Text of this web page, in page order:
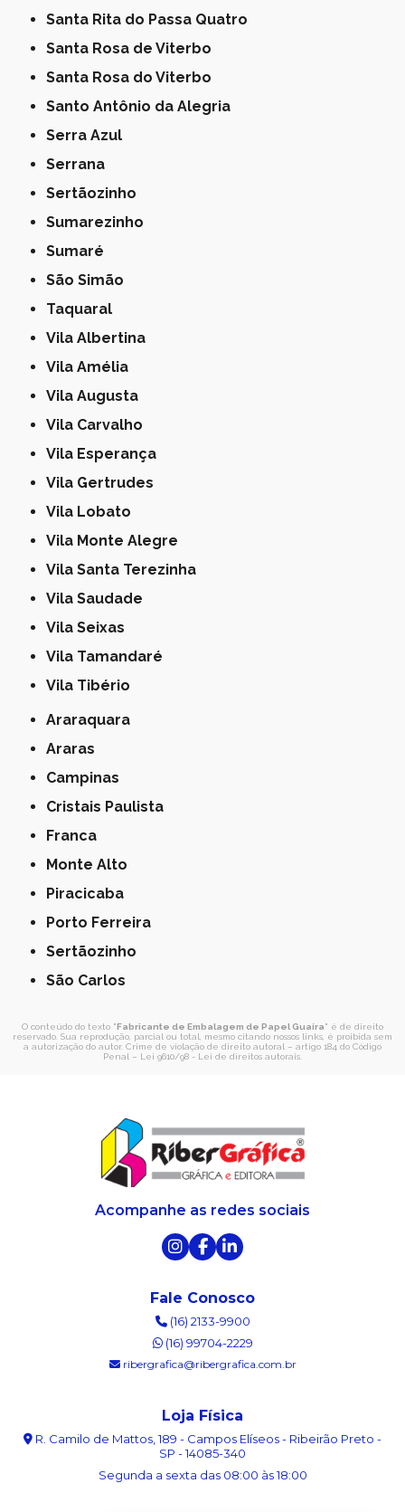
Santa Rita do Passa Quatro
Santa Rosa de Viterbo
Santa Rosa do Viterbo
Santo Antônio da Alegria
Serra Azul
Serrana
Sertãozinho
Sumarezinho
Sumaré
São Simão
Taquaral
Vila Albertina
Vila Amélia
Vila Augusta
Vila Carvalho
Vila Esperança
Vila Gertrudes
Vila Lobato
Vila Monte Alegre
Vila Santa Terezinha
Vila Saudade
Vila Seixas
Vila Tamandaré
Vila Tibério
Araraquara
Araras
Campinas
Cristais Paulista
Franca
Monte Alto
Piracicaba
Porto Ferreira
Sertãozinho
São Carlos
O conteúdo do texto "Fabricante de Embalagem de Papel Guaíra" é de direito
reservado. Sua reprodução, parcial ou total, mesmo citando nossos links, é proibida sem
a autorização do autor. Crime de violação de direito autoral – artigo 184 do Código
Penal – Lei 9610/98 - Lei de direitos autorais
Acompanhe as redes sociais
Fale Conosco
(16) 2133-9900
(16) 99704-2229
ribergrafica@ribergrafica.com.br
Loja Física
R. Camilo de Mattos, 189 - Campos Elíseos - Ribeirão Preto -
SP - 14085-340
Segunda a sexta das 08:00 às 18:00